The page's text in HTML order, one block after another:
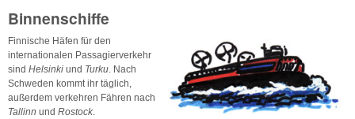
Binnenschiffe
Finnische Häfen für den
internationalen Passagierverkehr
sind Helsinki und Turku . Nach
Schweden kommt ihr täglich,
außerdem verkehren Fähren nach
Tallinn und Rostock